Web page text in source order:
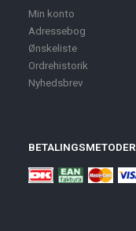
Min konto
Adressebog
Ønskeliste
Ordrehistorik
Nyhedsbrev
BETALINGSMETODER